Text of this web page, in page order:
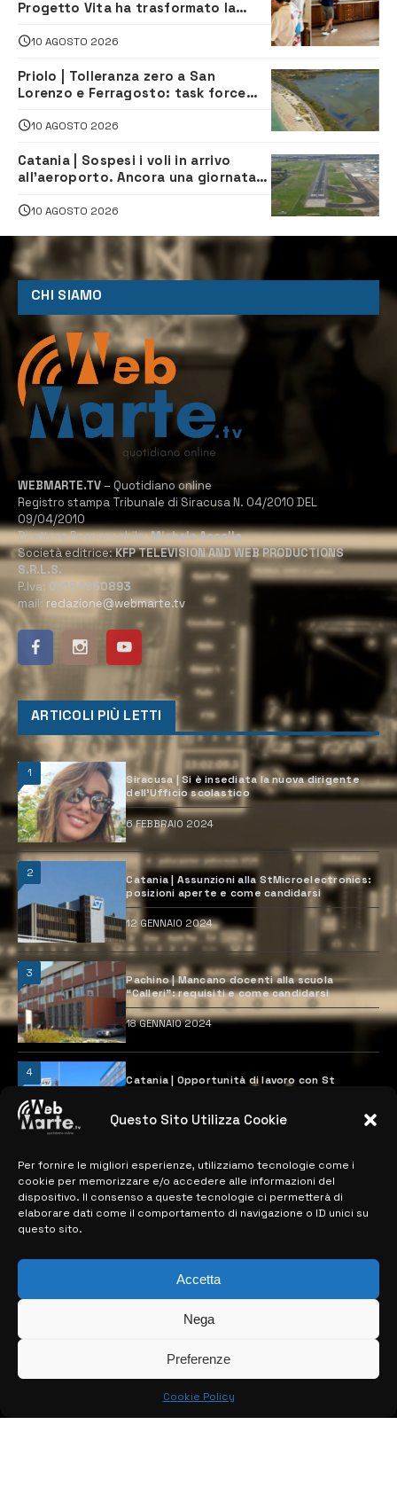
Questo Sito Utilizza Cookie
Per fornire le migliori esperienze, utilizziamo tecnologie come i
cookie per memorizzare e/o accedere alle informazioni del
dispositivo. Il consenso a queste tecnologie ci permetterà di
elaborare dati come il comportamento di navigazione o ID unici su
questo sito.
Accetta
Nega
Preferenze
Cookie Policy
Progetto Vita ha trasformato la
indipendenza
10 AGOSTO 2026
Priolo | Tolleranza zero a San
Lorenzo e Ferragosto: task force
navette gratuite
10 AGOSTO 2026
Catania | Sospesi i voli in arrivo
all’aeroporto. Ancora una giornata
10 AGOSTO 2026
CHI SIAMO
WEBMARTE.TV – Quotidiano online
Registro stampa Tribunale di Siracusa N. 04/2010 DEL
09/04/2010
Direttore Responsabile:Michele Accolla
Società editrice:KFP TELEVISION AND WEB PRODUCTIONS
S.R.L.S.
P.Iva: 02184950893
mail: redazione@webmarte.tv
ARTICOLI PIÙ LETTI
1
Siracusa | Si è insediata la nuova dirigente
dell’Ufficio scolastico
6 FEBBRAIO 2024
2
Catania | Assunzioni alla StMicroelectronics:
posizioni aperte e come candidarsi
12 GENNAIO 2024
3
Pachino | Mancano docenti alla scuola
“Calleri”: requisiti e come candidarsi
18 GENNAIO 2024
4
Catania | Opportunità di lavoro con St
28 MARZO 2024
MAPPA DEL SITO
> NOTIZIE
> CONTATTI